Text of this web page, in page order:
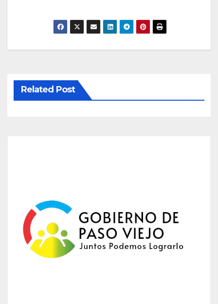
Related Post